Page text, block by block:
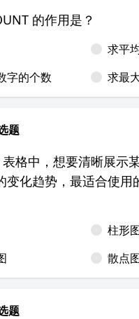
的作用是？
求平
字的个数
求最
题
表格中，想要清晰展示
变化趋势，最适合使用
柱形
散点
题